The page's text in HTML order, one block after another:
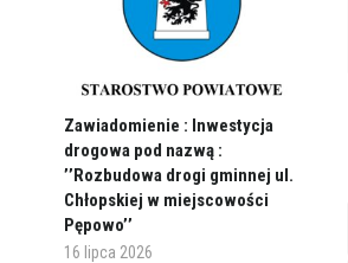
Zawiadomienie : Inwestycja
drogowa pod nazwą :
’’Rozbudowa drogi gminnej ul.
Chłopskiej w miejscowości
Pępowo’’
16 lipca 2026